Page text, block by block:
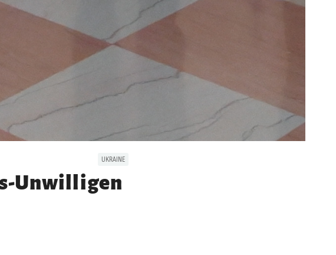
UKRAINE
Unwilligen